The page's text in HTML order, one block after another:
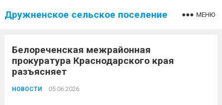
Дружненское сельское поселение МЕНЮ
Белореченская межрайонная
прокуратура Краснодарского края
разъясняет
НОВОСТИ 05.06.2026